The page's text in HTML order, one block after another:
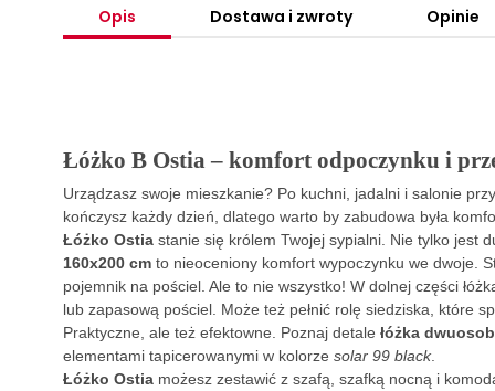
Opis Dostawa i zwroty Opinie
Łóżko B Ostia – komfort odpoczynku i
Urządzasz swoje mieszkanie? Po kuchni, jadalni i salonie
kończysz każdy dzień, dlatego warto by zabudowa była
Łóżko Ostia stanie się królem Twojej sypialni. Nie tylko jest
160x200 cm to nieoceniony komfort wypoczynku we dwoje.
pojemnik na pościel. Ale to nie wszystko! W dolnej części
lub zapasową pościel. Może też pełnić rolę siedziska, które
Praktyczne, ale też efektowne. Poznaj detale łóżka
elementami tapicerowanymi w kolorze solar 99 black.
Łóżko Ostia możesz zestawić z szafą, szafką nocną i